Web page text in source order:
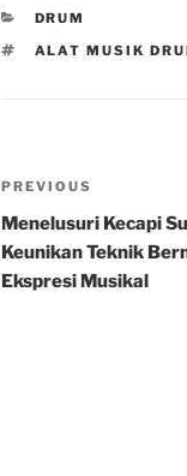
CATEGORIES
DRUM
TAGS
ALAT MUSIK
Post
navigation
Previous
Post
PREVIOUS
Menelusuri Kecapi
Keunikan Teknik
Ekspresi Musikal